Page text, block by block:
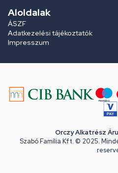
Aloldalak
ÁSZF
Adatkezelési tájékoztatók
Impresszum
Orczy Alkatrész
Szabó Família Kft. © 2025.